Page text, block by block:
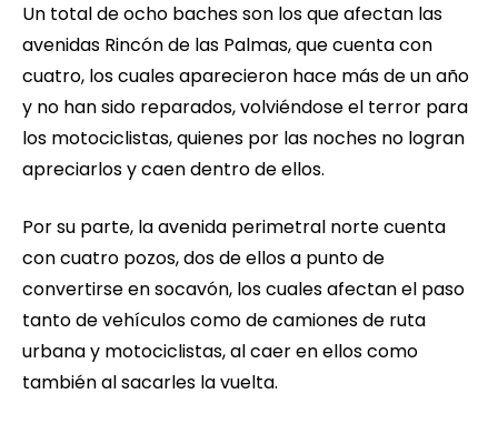
Un total de ocho baches son los que afectan las
avenidas Rincón de las Palmas, que cuenta con
cuatro, los cuales aparecieron hace más de un año
y no han sido reparados, volviéndose el terror para
los motociclistas, quienes por las noches no logran
apreciarlos y caen dentro de ellos.
Por su parte, la avenida perimetral norte cuenta
con cuatro pozos, dos de ellos a punto de
convertirse en socavón, los cuales afectan el paso
tanto de vehículos como de camiones de ruta
urbana y motociclistas, al caer en ellos como
también al sacarles la vuelta.